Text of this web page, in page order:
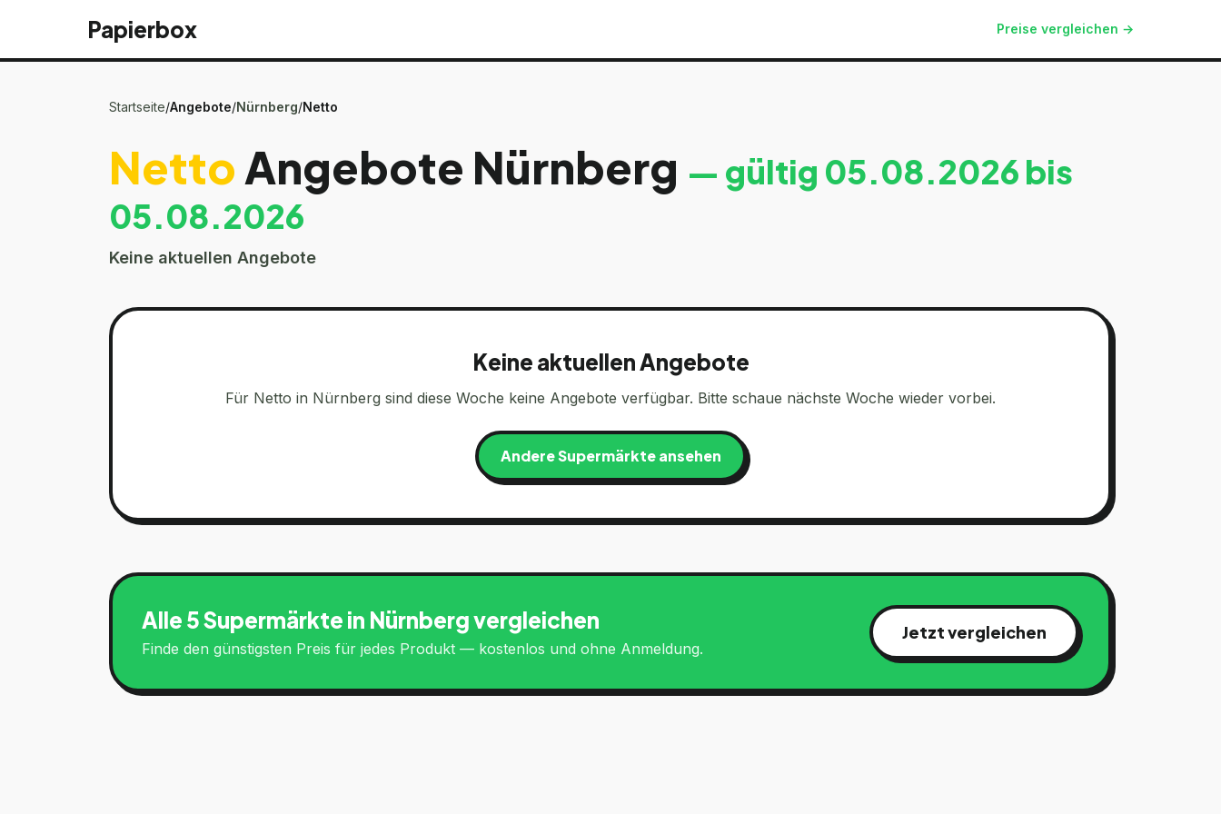
Papierbox Preise vergleichen →
Startseite/Angebote/Nürnberg/Netto
NettoAngebote Nürnberg — gültig 05.08.2026 bis
05.08.2026
Keine aktuellen Angebote
Keine aktuellen Angebote
Für Netto in Nürnberg sind diese Woche keine Angebote verfügbar. Bitte schaue nächste Woche wieder vorbei.
Andere Supermärkte ansehen
Alle 5 Supermärkte in Nürnbergvergleichen
Finde den günstigsten Preis für jedes Produkt — kostenlos und ohne Anmeldung.
Jetzt vergleichen